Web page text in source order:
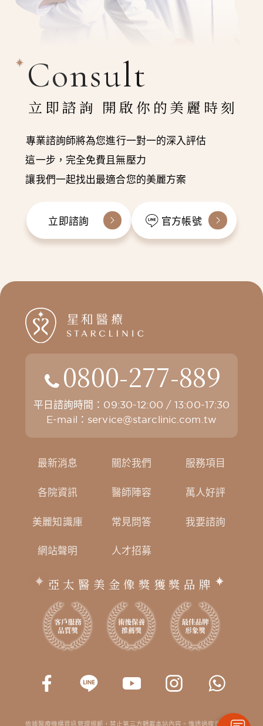
Consult
立即諮詢 開啟你的美麗時刻
專業諮詢師將為您進行一對一的深入評估
這一步，完全免費且無壓力
讓我們一起找出最適合您的美麗方案
立即諮詢 官方帳號
0800-277-889
平日諮詢時間：09:30-12:00 / 13:00-17:30
E-mail： service@starclinic.com.tw
最新消息 關於我們 服務項目
各院資訊 醫師陣容 萬人好評
美麗知識庫 常見問答 我要諮詢
網站聲明 人才招募
亞太醫美金像獎獲獎品牌
依據醫療機構資訊管理規範，禁止第三方轉載本站內容。惟透過搜尋